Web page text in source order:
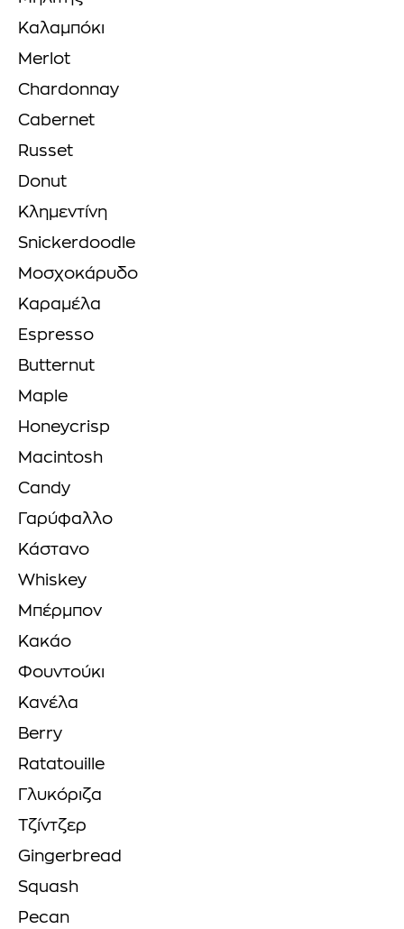
Καλαμπόκι
Merlot
Chardonnay
Cabernet
Russet
Donut
Κλημεντίνη
Snickerdoodle
Μοσχοκάρυδο
Καραμέλα
Espresso
Butternut
Maple
Honeycrisp
Macintosh
Candy
Γαρύφαλλο
Κάστανο
Whiskey
Μπέρμπον
Κακάο
Φουντούκι
Κανέλα
Berry
Ratatouille
Γλυκόριζα
Τζίντζερ
Gingerbread
Squash
Pecan